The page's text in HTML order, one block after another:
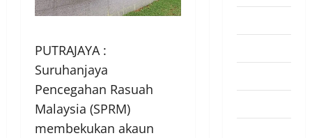
PUTRAJAYA :
Suruhanjaya
Pencegahan Rasuah
Malaysia (SPRM)
membekukan akaun